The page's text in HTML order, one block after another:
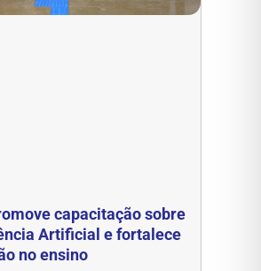
capacitação sobre
Artificial e fortalece
no ensino